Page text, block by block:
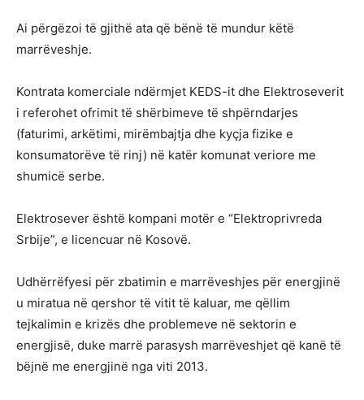
Ai përgëzoi të gjithë ata që bënë të mundur këtë
marrëveshje.
Kontrata komerciale ndërmjet KEDS-it dhe Elektroseverit
i referohet ofrimit të shërbimeve të shpërndarjes
(faturimi, arkëtimi, mirëmbajtja dhe kyçja fizike e
konsumatorëve të rinj) në katër komunat veriore me
shumicë serbe.
Elektrosever është kompani motër e “Elektroprivreda
Srbije”, e licencuar në Kosovë.
Udhërrëfyesi për zbatimin e marrëveshjes për energjinë
u miratua në qershor të vitit të kaluar, me qëllim
tejkalimin e krizës dhe problemeve në sektorin e
energjisë, duke marrë parasysh marrëveshjet që kanë të
bëjnë me energjinë nga viti 2013.